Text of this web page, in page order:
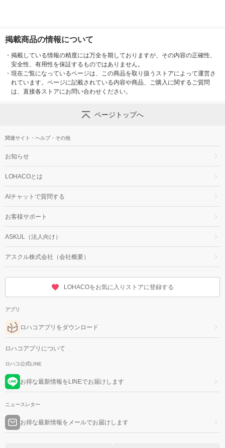
掲載商品の情報について
・ 掲載している情報の精度には万全を期しておりますが、その内容の正確性、
安全性、有用性を保証するものではありません。
・ 現在ご覧になっているページは、この商品を取り扱うストアによって運営さ
れています。ページに記載されている内容や商品、ご購入に関するご質問
は、直接各ストアにお問い合わせください。
ページトップへ
関連サイト・ヘルプ・その他
お知らせ
LOHACOとは
AIチャットで質問する
お客様サポート
ASKUL（法人向け）
アスクル株式会社（会社概要）
LOHACOをお気に入りストアに登録する
アプリ
ロハコアプリをダウンロード
ロハコアプリについて
ロハコ公式LINE
お得な最新情報をLINEでお届けします
ニュースレター
お得な最新情報をメールでお届けします